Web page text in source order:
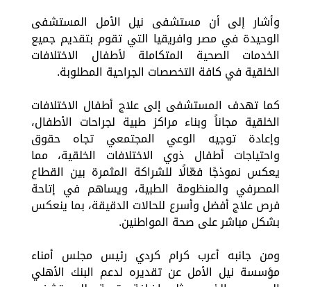
وأشار إلى أن مستشفى نيل الأمل المستشفى
الوحيدة في مصر وافريقيا التي تقوم بتقديم جميع
الخدمات الصحية المتكاملة لأطفال الاختلافات
الخلقية في كافة التخصصات الجراحية المطلوبة.
كما تهدف المستشفى إلى علاج أطفال الاختلافات
الخلقية مجاناً وبناء مراكز طبية لجراحات الأطفال،
وإعادة توجيه الوعي المجتمعي تجاه حقوق
واحتياجات أطفال ذوي الاختلافات الخلقية، مما
يعكس نموذجًا فعّالًا للشراكة المثمرة بين القطاع
المصرفي والمنظومة الطبية، ويساهم في إتاحة
فرص علاج أفضل وأسرع للحالات الدقيقة، بما ينعكس
بشكل مباشر على صحة المواطنين.
ومن جانبه أعرب كرام كردي رئيس مجلس أمناء
مؤسسة نيل الأمل عن تقديره لدعم البنك الأهلي